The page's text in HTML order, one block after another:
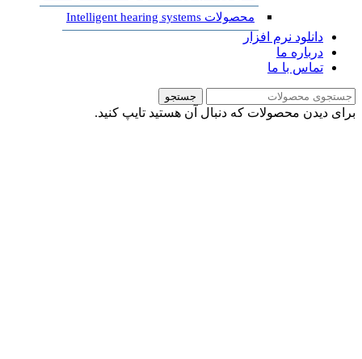
محصولات Intelligent hearing systems
دانلود نرم افزار
درباره ما
تماس با ما
جستجو
برای دیدن محصولات که دنبال آن هستید تایپ کنید.